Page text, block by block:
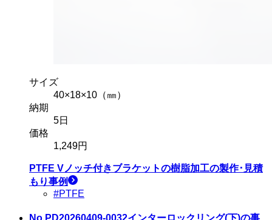
サイズ
40×18×10（㎜）
納期
5日
価格
1,249円
PTFE Vノッチ付きブラケットの樹脂加工の製作･見積
もり事例
#PTFE
No.PD20260409-0032インターロックリング(下)の事